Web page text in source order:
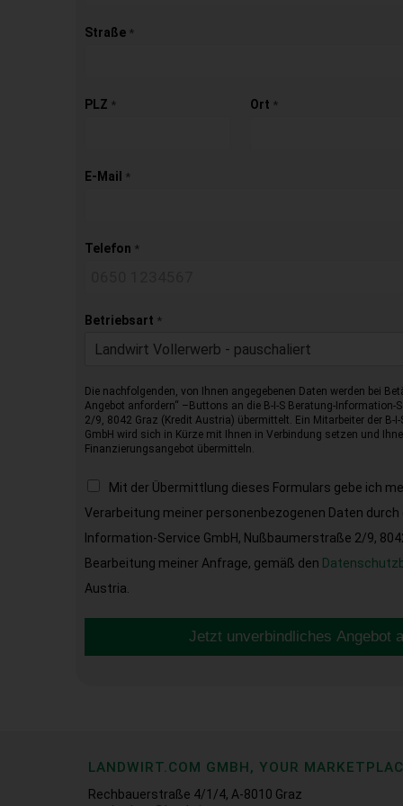
Straße *
PLZ * Ort *
E-Mail *
Telefon *
Betriebsart *
Landwirt Vollerwerb - pauschaliert
Die nachfolgenden, von Ihnen angegebenen Daten werden bei
Angebot anfordern“ –Buttons an die B-I-S Beratung-Information-
2/9, 8042 Graz (Kredit Austria) übermittelt. Ein Mitarbeiter der B-
GmbH wird sich in Kürze mit Ihnen in Verbindung setzen und
Finanzierungsangebot übermitteln.
Mit der Übermittlung dieses Formulars gebe ich
Verarbeitung meiner personenbezogenen Daten durch
Information-Service GmbH, Nußbaumerstraße 2/9,
Bearbeitung meiner Anfrage, gemäß den
Austria.
Jetzt unverbindliches Angebot
LANDWIRT.COM GMBH, YOUR
Rechbauerstraße 4/1/4, A-8010 Graz